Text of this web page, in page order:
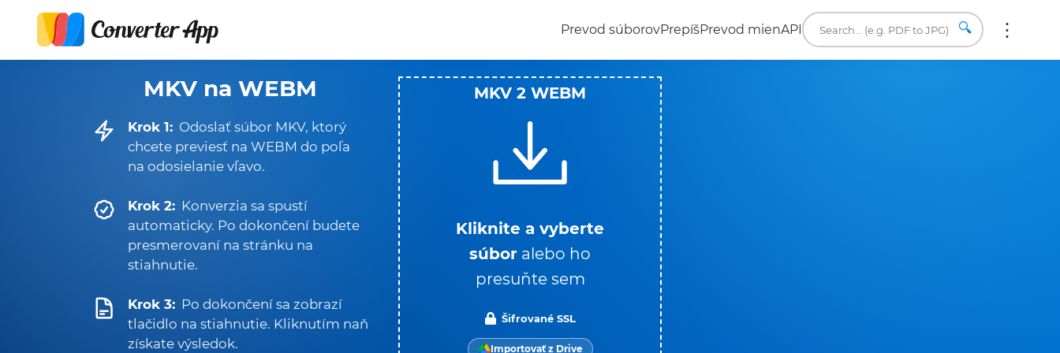
Prevod súborovPrepíšPrevod mienAPI 🔍
MKV na WEBM
Krok 1: Odoslať súbor MKV, ktorý
chcete previesť na WEBM do poľa
na odosielanie vľavo.
Krok 2: Konverzia sa spustí
automaticky. Po dokončení budete
presmerovaní na stránku na
stiahnutie.
Krok 3: Po dokončení sa zobrazí
tlačidlo na stiahnutie. Kliknutím naň
získate výsledok.
MKV 2 WEBM
Kliknite a vyberte
súbor alebo ho
presuňte sem
Šifrované SSL
Importovať z Drive